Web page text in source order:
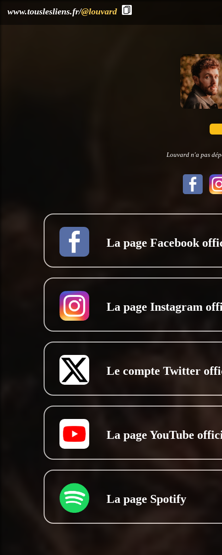
www.touslesliens.fr/@louvard
Louvard n'a pas
La page Facebook
La page Instagram
Le compte Twitter
La page YouTube
La page Spotify